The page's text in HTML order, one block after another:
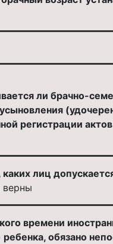
ли брачно-
регистрации
лиц
верны
времени
обязано